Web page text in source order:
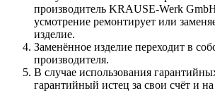
производитель KRAUSE-Werk
усмотрение ремонтирует или
изделие.
Заменённое изделие переходит в
производителя.
В случае использования
гарантийный истец за свои счёт и